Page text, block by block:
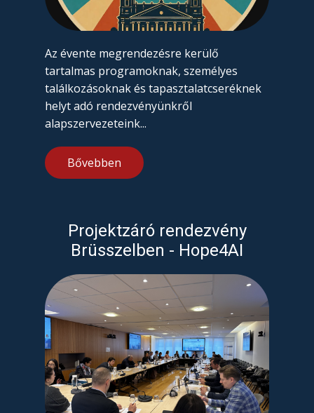
Az évente megrendezésre kerülő
tartalmas programoknak, személyes
találkozásoknak és tapasztalatcseréknek
helyt adó rendezvényünkről
alapszervezeteink...
Bővebben
Projektzáró rendezvény
Brüsszelben - Hope4AI